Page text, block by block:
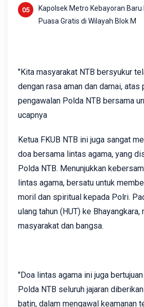
Kapolsek Metro Kebayoran Baru
Puasa Gratis di Wilayah Blok M
"Kita masyarakat NTB bersyukur
dengan rasa aman dan damai, atas
pengawalan Polda NTB bersama
ucapnya
Ketua FKUB NTB ini juga sangat
doa bersama lintas agama, yang
Polda NTB. Menunjukkan
lintas agama, bersatu untuk
moril dan spiritual kepada Polri.
ulang tahun (HUT) ke
masyarakat dan bangsa.
"Doa lintas agama ini juga
Polda NTB seluruh jajaran
batin, dalam mengawal keamanan